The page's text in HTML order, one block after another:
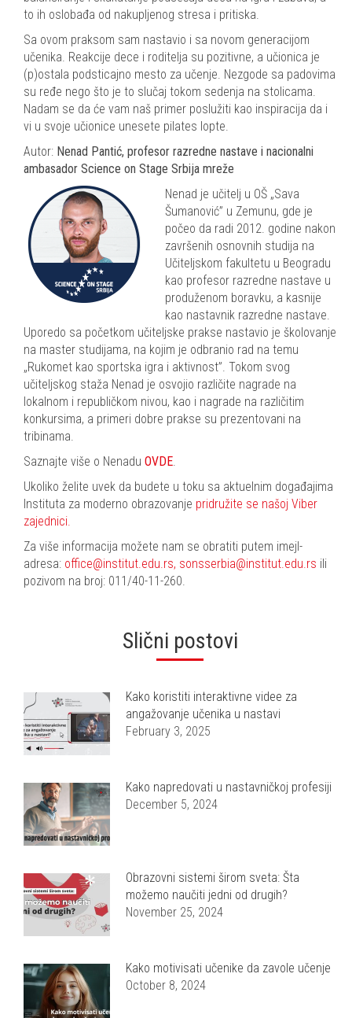
to ih oslobađa od nakupljenog stresa i pritiska.
Sa ovom praksom sam nastavio i sa novom generacijom
učenika. Reakcije dece i roditelja su pozitivne, a učionica je
(p)ostala podsticajno mesto za učenje. Nezgode sa padovima
su ređe nego što je to slučaj tokom sedenja na stolicama.
Nadam se da će vam naš primer poslužiti kao inspiracija da i
vi u svoje učionice unesete pilates lopte.
Autor: Nenad Pantić, profesor razredne nastave i nacionalni
ambasador Science on Stage Srbija mreže
Nenad je učitelj u OŠ „Sava
Šumanović” u Zemunu, gde je
počeo da radi 2012. godine nakon
završenih osnovnih studija na
Učiteljskom fakultetu u Beogradu
kao profesor razredne nastave u
produženom boravku, a kasnije
kao nastavnik razredne nastave.
Uporedo sa početkom učiteljske prakse nastavio je školovanje
na master studijama, na kojim je odbranio rad na temu
„Rukomet kao sportska igra i aktivnost”. Tokom svog
učiteljskog staža Nenad je osvojio različite nagrade na
lokalnom i republičkom nivou, kao i nagrade na različitim
konkursima, a primeri dobre prakse su prezentovani na
tribinama.
Saznajte više o Nenadu OVDE
Ukoliko želite uvek da budete u toku sa aktuelnim događajima
Instituta za moderno obrazovanje pridružite se našoj Viber
zajednici.
Za više informacija možete nam se obratiti putem imejl-
adresa: office@institut.edu.rs, sonsserbia@institut.edu.rs ili
pozivom na broj: 011/40-11-260.
Slični postovi
Kako koristiti interaktivne videe za
angažovanje učenika u nastavi
February 3, 2025
Kako napredovati u nastavničkoj profesiji
December 5, 2024
Obrazovni sistemi širom sveta: Šta
možemo naučiti jedni od drugih?
November 25, 2024
Kako motivisati učenike da zavole učenje
October 8, 2024